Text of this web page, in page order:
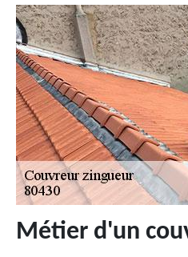
Métier d'un